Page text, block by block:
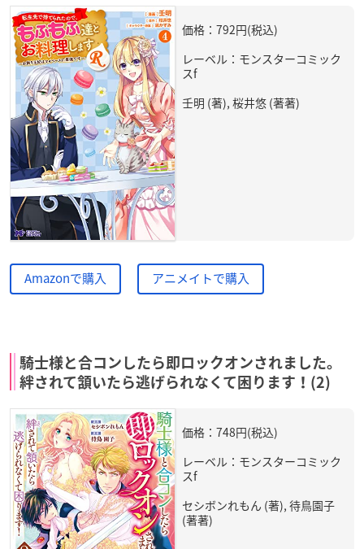
価格：792円(税込)
レーベル：モンスターコミック
スf
壬明 (著), 桜井悠 (著著)
Amazonで購入 アニメイトで購入
騎士様と合コンしたら即ロックオンされました。
絆されて頷いたら逃げられなくて困ります！(2)
価格：748円(税込)
レーベル：モンスターコミック
スf
セシボンれもん (著), 待鳥園子
(著著)